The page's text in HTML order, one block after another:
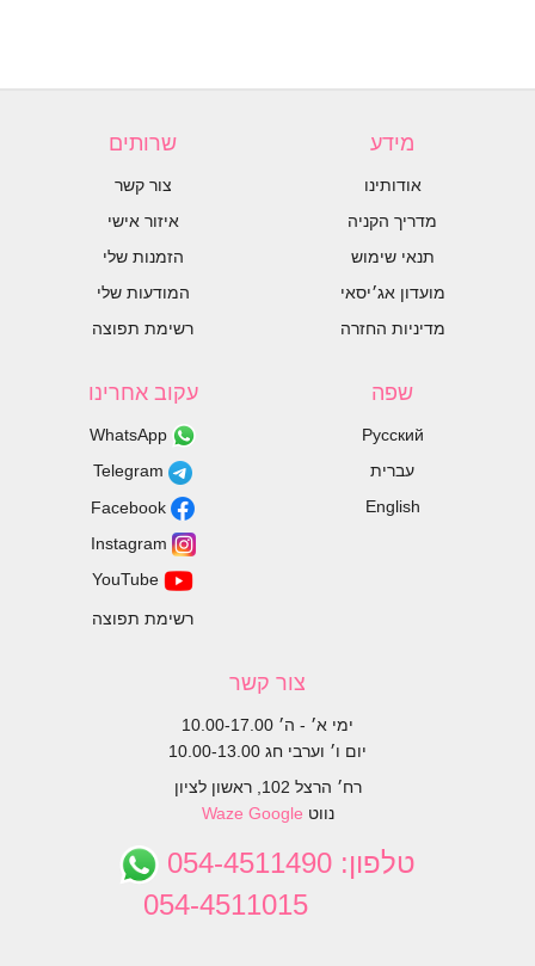
מידע
אודותינו
מדריך הקניה
תנאי שימוש
מועדון אג׳יסאי
מדיניות החזרה
שרותים
צור קשר
איזור אישי
הזמנות שלי
המודעות שלי
רשימת תפוצה
שפה
Русский
עברית
English
עקוב אחרינו
רשימת תפוצה
צור קשר
ימי א׳ - ה׳ 10.00-17.00
יום ו׳ וערבי חג 10.00-13.00
רח׳ הרצל 102, ראשון לציון
נווט
Waze Google
טלפון: 054-4511490
054-4511015